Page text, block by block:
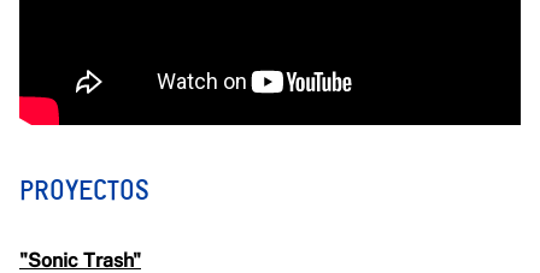
PROYECTOS
"Sonic Trash"